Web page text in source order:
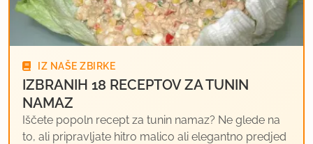
IZ NAŠE ZBIRKE
IZBRANIH 18 RECEPTOV ZA TUNIN
NAMAZ
Iščete popoln recept za tunin namaz? Ne glede na
to, ali pripravljate hitro malico ali elegantno predjed